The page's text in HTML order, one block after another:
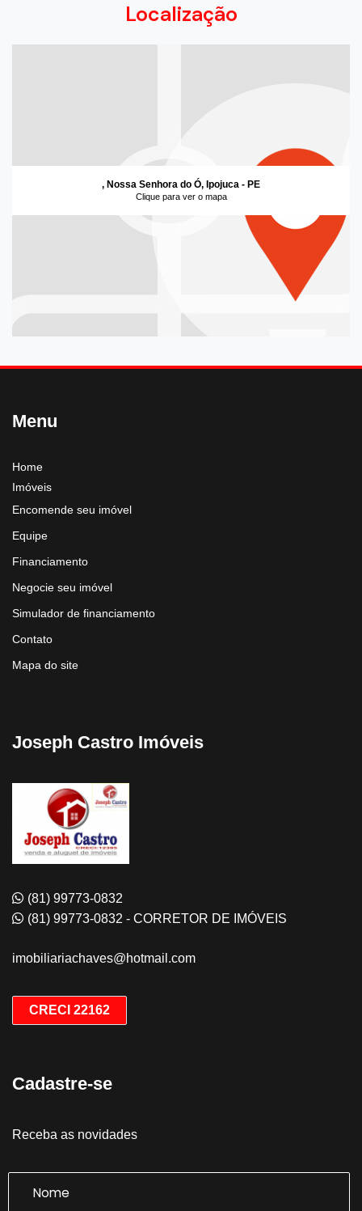
Localização
, Nossa Senhora do Ó, Ipojuca - PE
Clique para ver o mapa
Menu
Home
Imóveis
Encomende seu imóvel
Equipe
Financiamento
Negocie seu imóvel
Simulador de financiamento
Contato
Mapa do site
Joseph Castro Imóveis
(81) 99773-0832
(81) 99773-0832 - CORRETOR DE IMÓVEIS
imobiliariachaves@hotmail.com
CRECI 22162
Cadastre-se
Receba as novidades